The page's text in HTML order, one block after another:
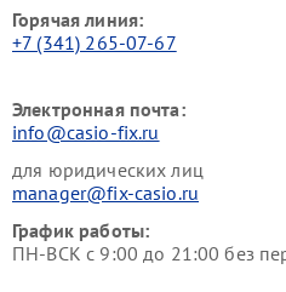
Горячая линия:
+7 (341) 265-07-67
Электронная почта:
info@casio-fix.ru
для юридических лиц
manager@fix-casio.ru
График работы:
ПН-ВСК с 9:00 до 21:00 без